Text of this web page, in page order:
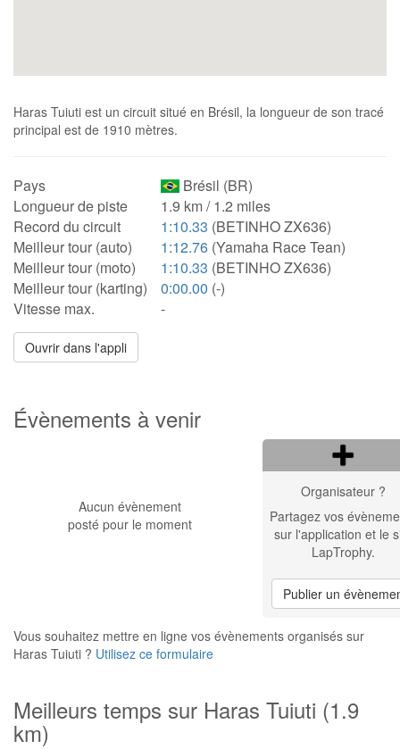
Haras Tuiuti est un circuit situé en Brésil, la longueur de son tracé
principal est de 1910 mètres.
Pays
Brésil (BR)
Longueur de piste
1.9 km / 1.2 miles
Record du circuit
1:10.33 (BETINHO ZX636)
Meilleur tour (auto)
1:12.76 (Yamaha Race Tean)
Meilleur tour (moto)
1:10.33 (BETINHO ZX636)
Meilleur tour (karting)
0:00.00 (-)
Vitesse max.
-
Ouvrir dans l'appli
Évènements à venir
Aucun évènement
posté pour le moment
Organisateur ?
Partagez vos
sur l'application et le
LapTrophy.
Publier un
Vous souhaitez mettre en ligne vos évènements organisés sur
Haras Tuiuti ? Utilisez ce formulaire
Meilleurs temps sur Haras Tuiuti (1.9
km)